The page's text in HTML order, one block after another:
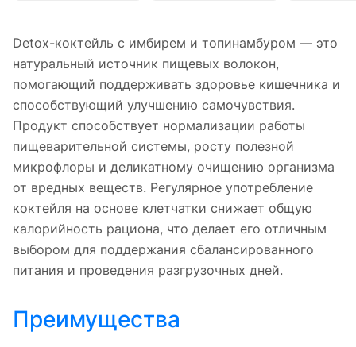
Detox-коктейль с имбирем и топинамбуром — это
натуральный источник пищевых волокон,
помогающий поддерживать здоровье кишечника и
способствующий улучшению самочувствия.
Продукт способствует нормализации работы
пищеварительной системы, росту полезной
микрофлоры и деликатному очищению организма
от вредных веществ. Регулярное употребление
коктейля на основе клетчатки снижает общую
калорийность рациона, что делает его отличным
выбором для поддержания сбалансированного
питания и проведения разгрузочных дней.
Преимущества